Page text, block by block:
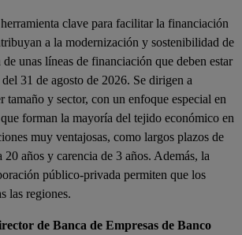
clave para facilitar la financiación
a la modernización y sostenibilidad de
de unas líneas de financiación que deben estar
31 de agosto de 2026. Se dirigen a
tamaño y sector, con un enfoque especial en
forman la mayoría del tejido económico en
muy ventajosas, como largos plazos de
20 años y carencia de 3 años. Además, la
público-privada permiten que los
las regiones.
de Banca de Empresas de Banco